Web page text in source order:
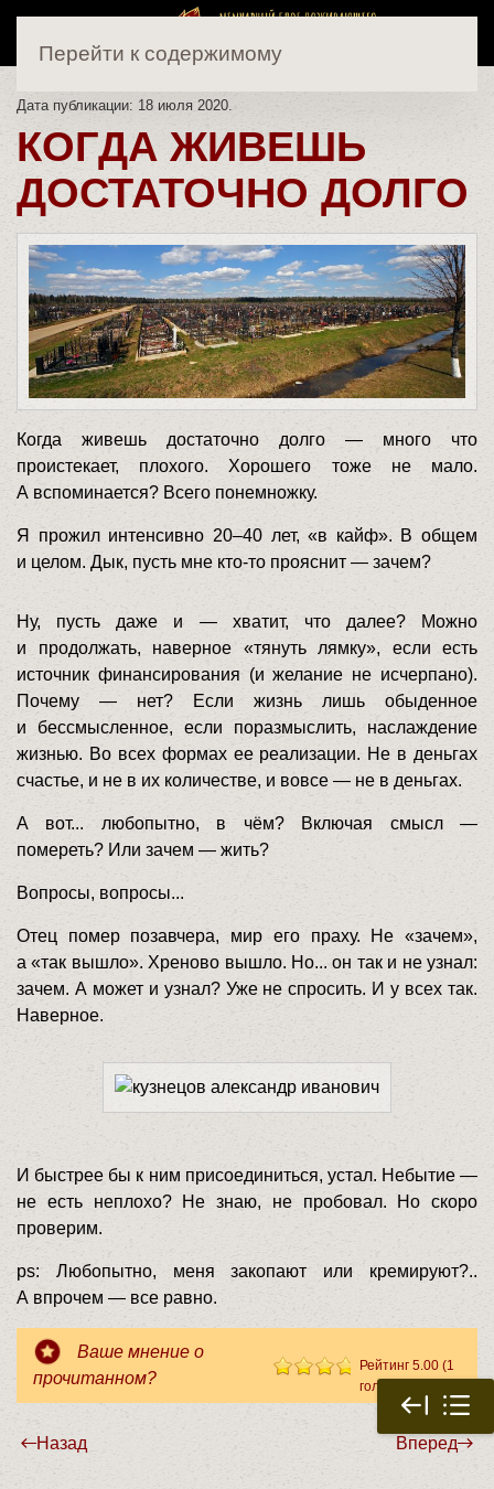
Перейти к содержимому
Дата публикации: 18 июля 2020.
КОГДА ЖИВЕШЬ
ДОСТАТОЧНО ДОЛГО
Когда живешь достаточно долго — много что
проистекает, плохого. Хорошего тоже не мало.
А вспоминается? Всего понемножку.
Я прожил интенсивно 20–40 лет, «в кайф». В общем
и целом. Дык, пусть мне кто-то прояснит — зачем?
Ну, пусть даже и — хватит, что далее? Можно
и продолжать, наверное «тянуть лямку», если есть
источник финансирования (и желание не исчерпано).
Почему — нет? Если жизнь лишь обыденное
и бессмысленное, если поразмыслить, наслаждение
жизнью. Во всех формах ее реализации. Не в деньгах
счастье, и не в их количестве, и вовсе — не в деньгах.
А вот... любопытно, в чём? Включая смысл —
помереть? Или зачем — жить?
Вопросы, вопросы...
Отец помер позавчера, мир его праху. Не «зачем»,
а «так вышло». Хреново вышло. Но... он так и не узнал:
зачем. А может и узнал? Уже не спросить. И у всех так.
Наверное.
И быстрее бы к ним присоединиться, устал. Небытие —
не есть неплохо? Не знаю, не пробовал. Но скоро
проверим.
ps: Любопытно, меня закопают или кремируют?..
А впрочем — все равно.
Ваше мнение о
прочитанном?
Рейтинг 5.00 (1
голос)
Назад
Вперед